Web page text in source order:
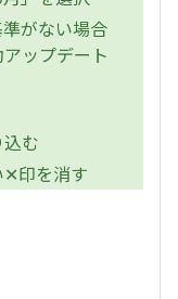
がない場合
ップデート
む
印を消す